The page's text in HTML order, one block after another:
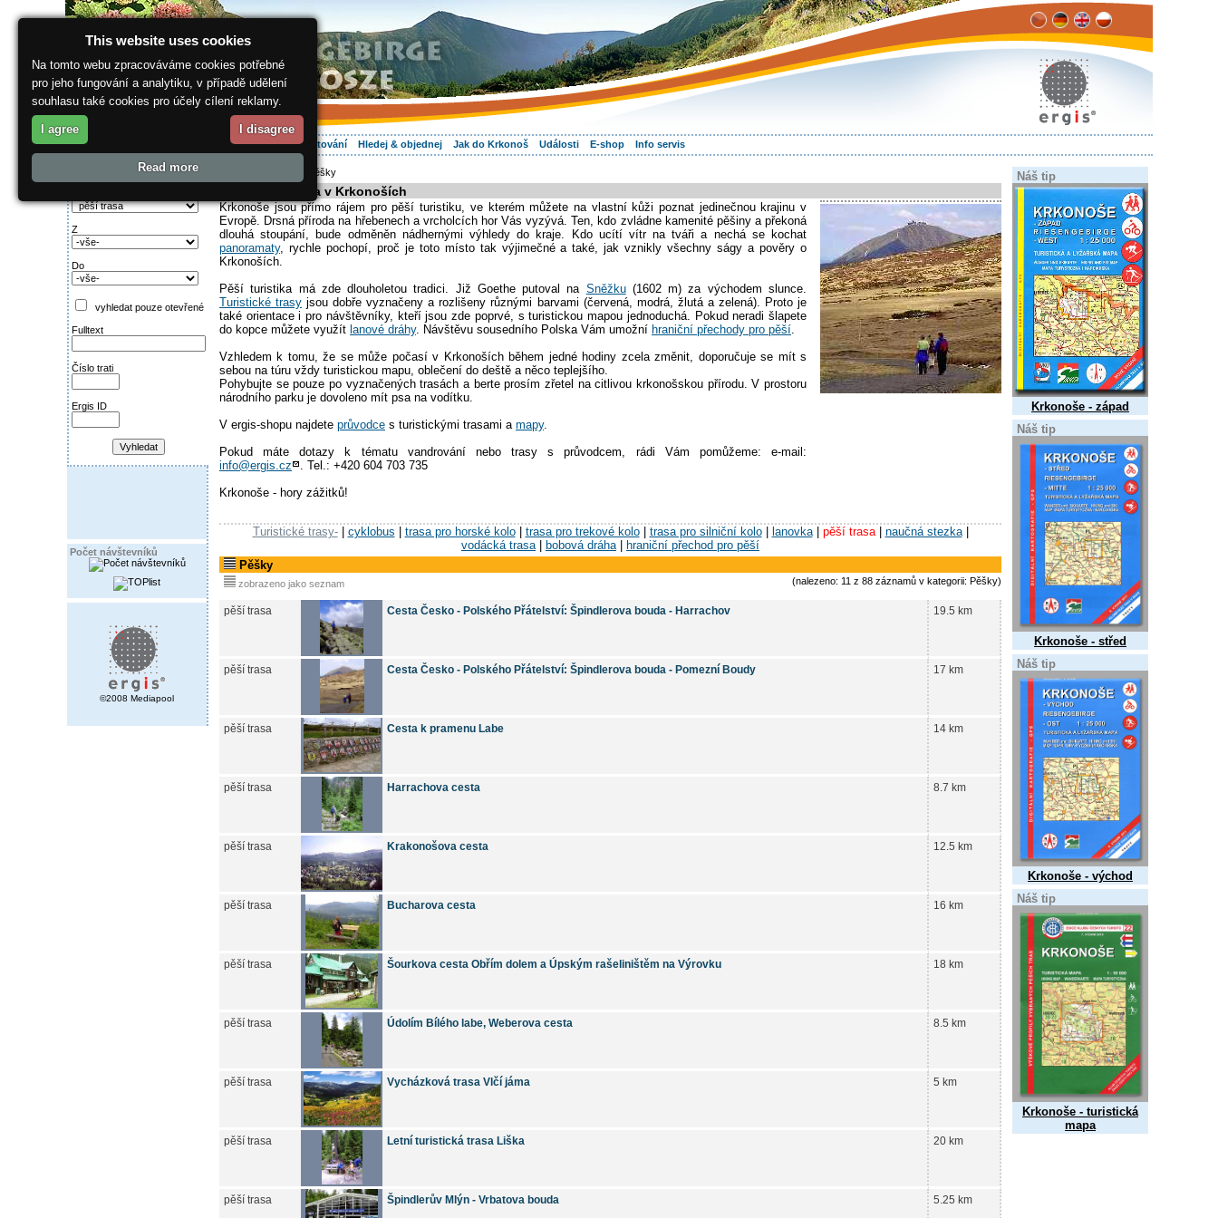
O regionu Vaše dovolená Ubytování Hledej & objednej Jak do Krkonoš Události E-shop Info servis
Najděte si:
Z
Do
vyhledat pouze otevřené
Fulltext
Číslo trati
Ergis ID
Počet návštevníků
©2008 Mediapool
> Pěšky
Pěší turistika v Krkonoších
Krkonoše jsou přímo rájem pro pěší turistiku, ve kterém můžete na vlastní kůži poznat jedinečnou krajinu v
Evropě. Drsná příroda na hřebenech a vrcholcích hor Vás vyzývá. Ten, kdo zvládne kamenité pěšiny a překoná
dlouhá stoupání, bude odměněn nádhernými výhledy do kraje. Kdo ucítí vítr na tváři a nechá se kochat
panoramaty, rychle pochopí, proč je toto místo tak výjimečné a také, jak vznikly všechny ságy a pověry o
Krkonoších.
Pěší turistika má zde dlouholetou tradici. Již Goethe putoval na Sněžku(1602 m) za východem slunce.
Turistické trasy jsou dobře vyznačeny a rozlišeny různými barvami (červená, modrá, žlutá a zelená). Proto je
také orientace i pro návštěvníky, kteří jsou zde poprvé, s turistickou mapou jednoduchá. Pokud neradi šlapete
do kopce můžete využít lanové dráhy. Návštěvu sousedního Polska Vám umožní hraniční přechody pro pěší.
Vzhledem k tomu, že se může počasí v Krkonoších během jedné hodiny zcela změnit, doporučuje se mít s
sebou na túru vždy turistickou mapu, oblečení do deště a něco teplejšího.
Pohybujte se pouze po vyznačených trasách a berte prosím zřetel na citlivou krkonošskou přírodu. V prostoru
národního parku je dovoleno mít psa na vodítku.
V ergis-shopu najdete průvodce s turistickými trasami a mapy.
Pokud máte dotazy k tématu vandrování nebo trasy s průvodcem, rádi Vám pomůžeme: e-mail:
info@ergis.cz
. Tel.: +420 604 703 735
Krkonoše - hory zážitků!
Turistické trasy-| cyklobus trasa pro horské kolo| trasa pro trekové kolo| trasa pro silniční kolo| lanovka| pěší trasa| naučná stezka|
vodácká trasa| bobová dráha|
hraniční přechod pro pěší
Pěšky
zobrazeno jako seznam (nalezeno: 11 z 88 záznamů v kategorii: Pěšky)
pěší trasa Cesta Česko - Polského Přátelství: Špindlerova bouda - Harrachov 19.5 km
pěší trasa Cesta Česko - Polského Přátelství: Špindlerova bouda - Pomezní Boudy 17 km
pěší trasa Cesta k pramenu Labe 14 km
pěší trasa Harrachova cesta 8.7 km
pěší trasa Krakonošova cesta 12.5 km
pěší trasa Bucharova cesta 16 km
pěší trasa Šourkova cesta Obřím dolem a Úpským rašeliništěm na Výrovku 18 km
pěší trasa Údolím Bílého labe, Weberova cesta 8.5 km
pěší trasa Vycházková trasa Vlčí jáma 5 km
pěší trasa Letní turistická trasa Liška 20 km
pěší trasa Špindlerův Mlýn - Vrbatova bouda 5.25 km
Náš tip
Krkonoše - západ
Náš tip
Krkonoše - střed
Náš tip
Krkonoše - východ
Náš tip
Krkonoše - turistická
mapa
This website uses cookies
Na tomto webu zpracováváme cookies potřebné
pro jeho fungování a analytiku, v případě udělení
souhlasu také cookies pro účely cílení reklamy.
I agree I disagree
Read more